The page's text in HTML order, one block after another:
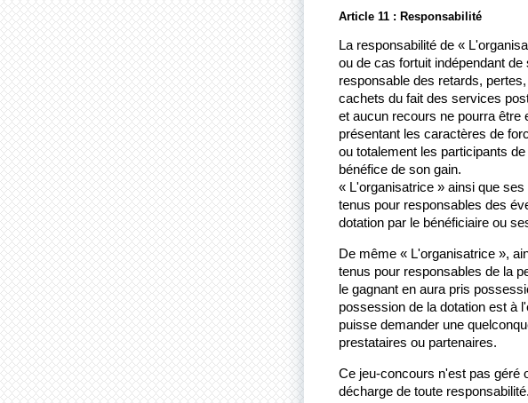
Article 11 : Responsabilité
La responsabilité de «
ou de cas fortuit indépendant
responsable des retards,
cachets du fait des services
et aucun recours ne pourra être
présentant les caractères de
ou totalement les participants
bénéfice de son gain.
« L'organisatrice » ainsi que
tenus pour responsables des
dotation par le bénéficiaire ou
De même « L'organisatrice »,
tenus pour responsables de la
le gagnant en aura pris
possession de la dotation est à
puisse demander une
prestataires ou partenaires.
Ce jeu-concours n'est pas géré
décharge de toute responsabilité.